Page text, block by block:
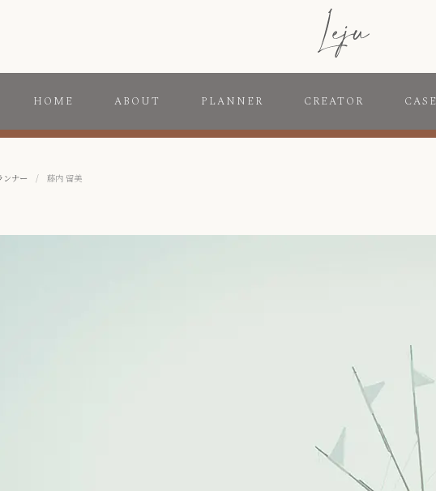
HOME ABOUT PLANNER CREATOR CASE
ンナー / 藤内 留美